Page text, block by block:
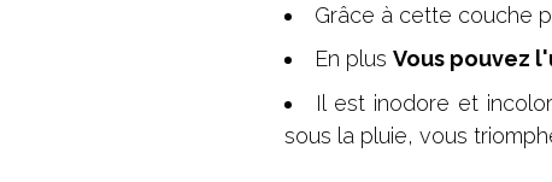
Grâce à cette couche
En plus Vous pouvez
Il est inodore et
sous la pluie, vous